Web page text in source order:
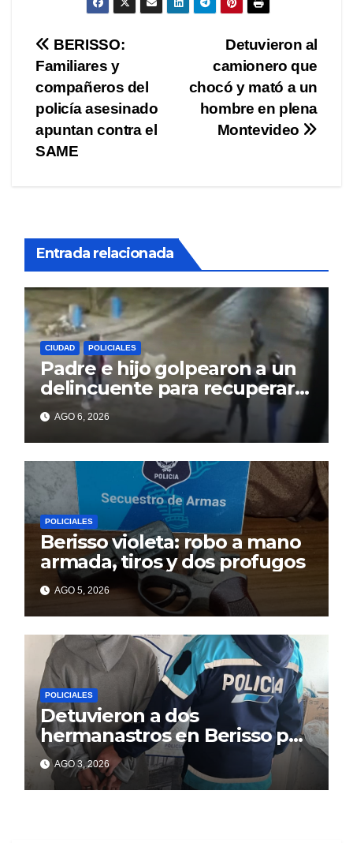
Navegación
de
entradas
Detuvieron al
camionero que
chocó y mató a un
hombre en plena
Montevideo
BERISSO:
Familiares y
compañeros del
policía asesinado
apuntan contra el
SAME
Entrada relacionada
CIUDAD POLICIALES
Padre e hijo golpearon a un
delincuente para recuperar
un celular robado en Berisso
AGO 6, 2026
POLICIALES
Berisso violeta: robo a mano
armada, tiros y dos profugos
AGO 5, 2026
POLICIALES
Detuvieron a dos
hermanastros en Berisso por
matar a puñaladas a un
tatuador
AGO 3, 2026